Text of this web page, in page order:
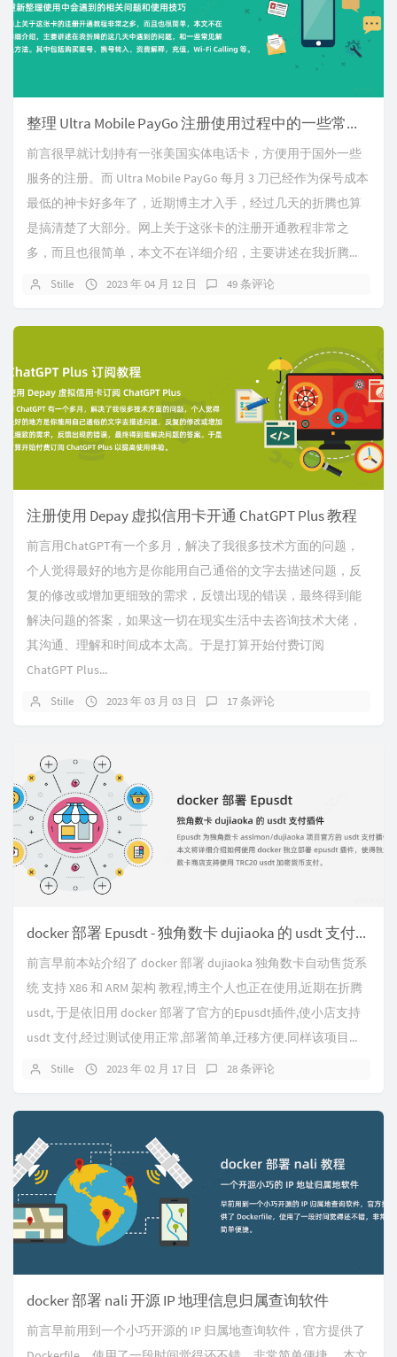
整理 Ultra Mobile PayGo 注册使用过程中的一些常见问题和技巧
前言很早就计划持有一张美国实体电话卡，方便用于国外一些
服务的注册。而 Ultra Mobile PayGo 每月 3 刀已经作为保号成本
最低的神卡好多年了，近期博主才入手，经过几天的折腾也算
是搞清楚了大部分。网上关于这张卡的注册开通教程非常之
多，而且也很简单，本文不在详细介绍，主要讲述在我折腾...
Stille 2023 年 04 月 12 日 49 条评论
注册使用 Depay 虚拟信用卡开通 ChatGPT Plus 教程
前言用ChatGPT有一个多月，解决了我很多技术方面的问题，
个人觉得最好的地方是你能用自己通俗的文字去描述问题，反
复的修改或增加更细致的需求，反馈出现的错误，最终得到能
解决问题的答案，如果这一切在现实生活中去咨询技术大佬，
其沟通、理解和时间成本太高。于是打算开始付费订阅
ChatGPT Plus...
Stille 2023 年 03 月 03 日 17 条评论
docker 部署 Epusdt - 独角数卡 dujiaoka 的 usdt 支付插件
前言早前本站介绍了 docker 部署 dujiaoka 独角数卡自动售货系
统 支持 X86 和 ARM 架构 教程,博主个人也正在使用,近期在折腾
usdt, 于是依旧用 docker 部署了官方的Epusdt插件,使小店支持
usdt 支付,经过测试使用正常,部署简单,迁移方便.同样该项目...
Stille 2023 年 02 月 17 日 28 条评论
docker 部署 nali 开源 IP 地理信息归属查询软件
前言早前用到一个小巧开源的 IP 归属地查询软件，官方提供了